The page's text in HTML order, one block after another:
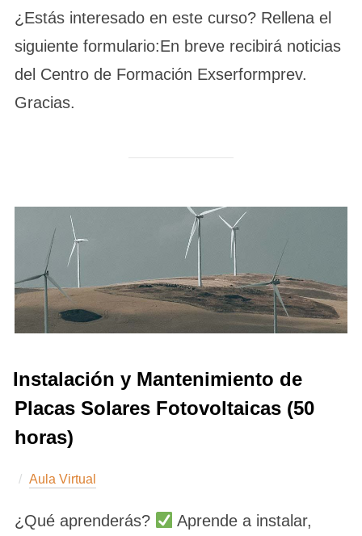
¿Estás interesado en este curso? Rellena el
siguiente formulario:En breve recibirá noticias
del Centro de Formación Exserformprev.
Gracias.
Instalación y Mantenimiento de
Placas Solares Fotovoltaicas (50
horas)
Aula Virtual
¿Qué aprenderás? Aprende a instalar,